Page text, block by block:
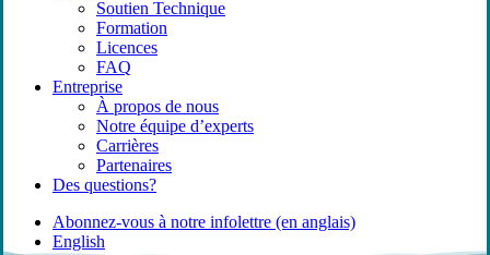
Soutien Technique
Formation
Licences
FAQ
Entreprise
À propos de nous
Notre équipe d’experts
Carrières
Partenaires
Des questions?
Abonnez-vous à notre infolettre (en anglais)
English